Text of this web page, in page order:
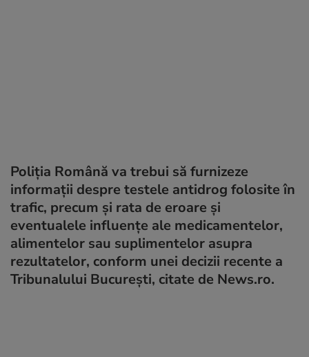
Poliția Română va trebui să furnizeze
informații despre testele antidrog folosite în
trafic, precum și rata de eroare şi
eventualele influenţe ale medicamentelor,
alimentelor sau suplimentelor asupra
rezultatelor, conform unei decizii recente a
Tribunalului București, citate de News.ro.